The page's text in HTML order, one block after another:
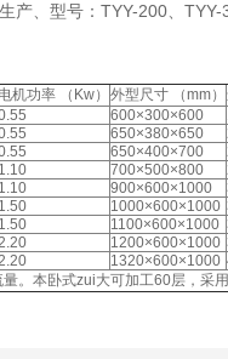
、型号：TYY-200、TYY-
电机功率 （Kw） 外型尺寸 （mm）
600×300×600
650×380×650
650×400×700
1.10 700×500×800
1.10 900×600×1000
1.50 1000×600×1000
1.50 1100×600×1000
1200×600×1000
1320×600×1000
。本卧式zui大可加工60层，采用